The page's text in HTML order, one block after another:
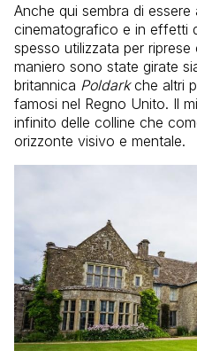
Anche qui sembra di essere
cinematografico e in effetti
spesso utilizzata per
maniero sono state girate
britannica Poldarkche altri
famosi nel Regno Unito. Il
infinito delle colline che
orizzonte visivo e mentale.